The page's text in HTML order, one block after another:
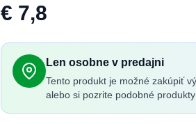
€ 7,8
Len osobne v predajni
Tento produkt je možné zakúpiť
alebo si pozrite podobné